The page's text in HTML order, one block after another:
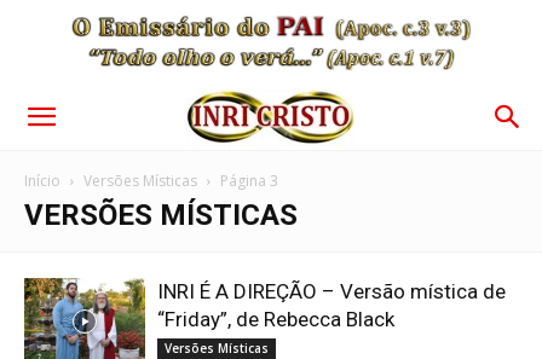
Início Versões Místicas Página 3
VERSÕES MÍSTICAS
INRI É A DIREÇÃO – Versão mística de
“Friday”, de Rebecca Black
Versões Místicas